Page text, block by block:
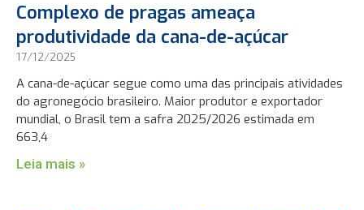
Complexo de pragas ameaça
produtividade da cana-de-açúcar
17/12/2025
A cana-de-açúcar segue como uma das principais atividades
do agronegócio brasileiro. Maior produtor e exportador
mundial, o Brasil tem a safra 2025/2026 estimada em
663,4
Leia mais »